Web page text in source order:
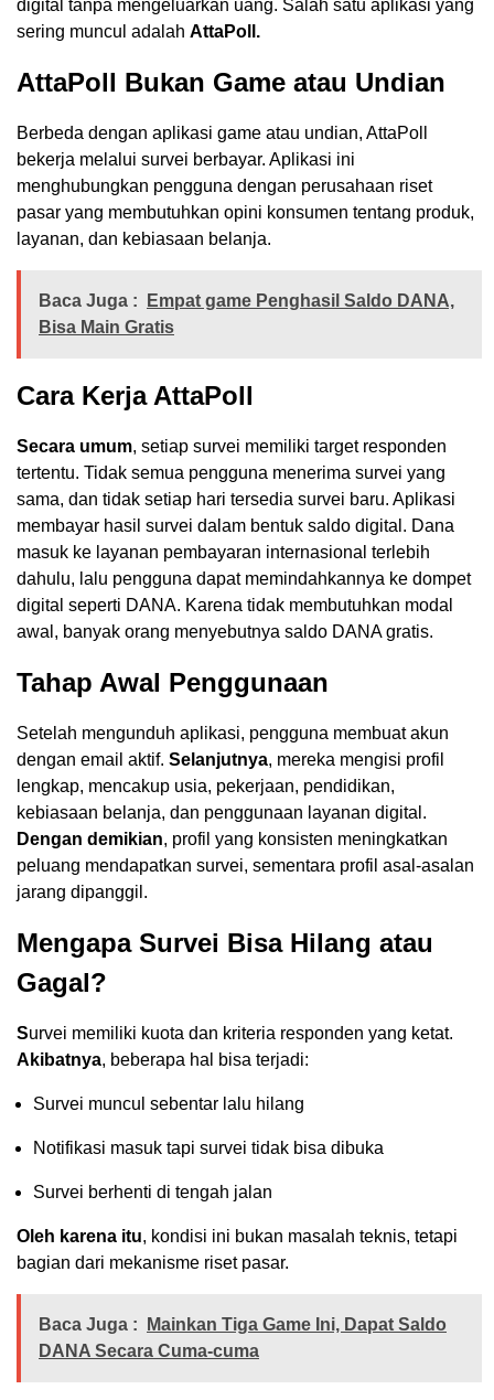
digital tanpa mengeluarkan uang. Salah satu aplikasi yang
sering muncul adalah AttaPoll.
AttaPoll Bukan Game atau Undian
Berbeda dengan aplikasi game atau undian, AttaPoll
bekerja melalui survei berbayar. Aplikasi ini
menghubungkan pengguna dengan perusahaan riset
pasar yang membutuhkan opini konsumen tentang produk,
layanan, dan kebiasaan belanja.
Baca Juga :
Empat game Penghasil Saldo DANA,
Bisa Main Gratis
Cara Kerja AttaPoll
Secara umum, setiap survei memiliki target responden
tertentu. Tidak semua pengguna menerima survei yang
sama, dan tidak setiap hari tersedia survei baru. Aplikasi
membayar hasil survei dalam bentuk saldo digital. Dana
masuk ke layanan pembayaran internasional terlebih
dahulu, lalu pengguna dapat memindahkannya ke dompet
digital seperti DANA. Karena tidak membutuhkan modal
awal, banyak orang menyebutnya saldo DANA gratis.
Tahap Awal Penggunaan
Setelah mengunduh aplikasi, pengguna membuat akun
dengan email aktif. Selanjutnya, mereka mengisi profil
lengkap, mencakup usia, pekerjaan, pendidikan,
kebiasaan belanja, dan penggunaan layanan digital.
Dengan demikian, profil yang konsisten meningkatkan
peluang mendapatkan survei, sementara profil asal-asalan
jarang dipanggil.
Mengapa Survei Bisa Hilang atau
Gagal?
Survei memiliki kuota dan kriteria responden yang ketat.
Akibatnya, beberapa hal bisa terjadi:
Survei muncul sebentar lalu hilang
Notifikasi masuk tapi survei tidak bisa dibuka
Survei berhenti di tengah jalan
Oleh karena itu, kondisi ini bukan masalah teknis, tetapi
bagian dari mekanisme riset pasar.
Baca Juga :
Mainkan Tiga Game Ini, Dapat Saldo
DANA Secara Cuma-cuma